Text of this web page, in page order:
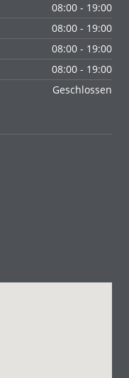
08:00 - 19:00
08:00 - 19:00
08:00 - 19:00
08:00 - 19:00
Geschlossen